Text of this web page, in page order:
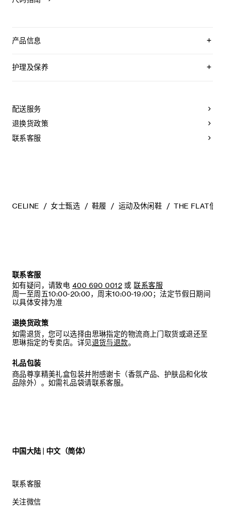
产品信息
鞋后帮饰有TRIOMPHE刺绣
皮革内底
橡胶外底
意大利制造
编号：366647032C.GHX4
护理及保养
泽。为了让您的鞋履历久弥新，我们建议您遵循以下保养方
法：
- 避免接触水、油脂、香水和化妆品。如果鞋子不慎沾湿，请使
用浅色软布将液体擦干。
擦拭皮革，微湿时可擦拭织物面料。
配送服务
退换货政策
联系客服
CELINE 女士甄选 鞋履 运动及休闲鞋 THE FLAT低
联系客服
如有疑问，请致电 400 690 0012 或 联系客服
周一至周五10:00-20:00，周末10:00-19:00；法定节假日期间
以具体安排为准
退换货政策
如需退货，您可以选择由思琳指定的物流商上门取货或退还至
思琳指定的专卖店。详见退货与退款。
礼品包装
商品尊享精美礼盒包装并附感谢卡（香氛产品、护肤品和化妆
品除外）。如需礼品袋请联系客服。
中国大陆 | 中文（简体）
联系客服
关注微信